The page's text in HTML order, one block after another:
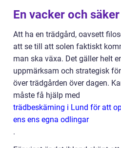
En vacker och
Att ha en trädgård, oavsett
att se till att solen faktiskt
man ska växa. Det gäller helt
uppmärksam och strategisk
över trädgården över dagen.
måste få hjälp med
trädbeskärning i Lund för att
ens ens egna odlingar
.